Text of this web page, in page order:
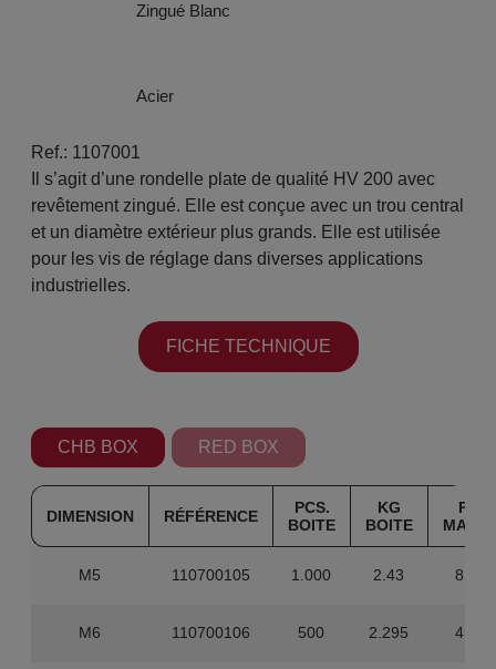
Zingué Blanc
Acier
Ref.: 1107001
Il s’agit d’une rondelle plate de qualité HV 200 avec
revêtement zingué. Elle est conçue avec un trou central
et un diamètre extérieur plus grands. Elle est utilisée
pour les vis de réglage dans diverses applications
industrielles.
FICHE TECHNIQUE
CHB BOX RED BOX
DIMENSION RÉFÉRENCE
PCS.
BOITE
KG
BOITE
PCS.
M5 110700105 1.000 2.43 8.000
M6 110700106 500 2.295 4.000